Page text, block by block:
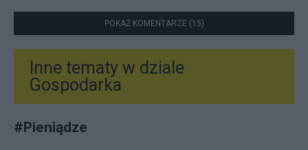
POKAŻ KOMENTARZE (15)
Inne tematy w dziale
Gospodarka
#Pieniądze